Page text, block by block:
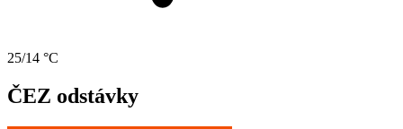
25/14 °C
ČEZ odstávky